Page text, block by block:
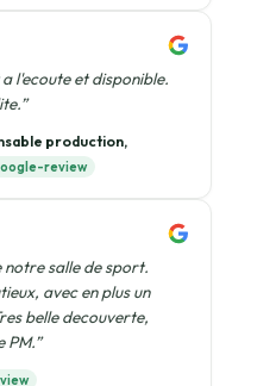
l'ecoute et disponible.
production,
review
notre salle de sport.
avec en plus un
belle decouverte,
PM.”